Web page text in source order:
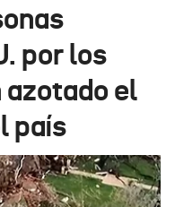
por los
azotado el
país